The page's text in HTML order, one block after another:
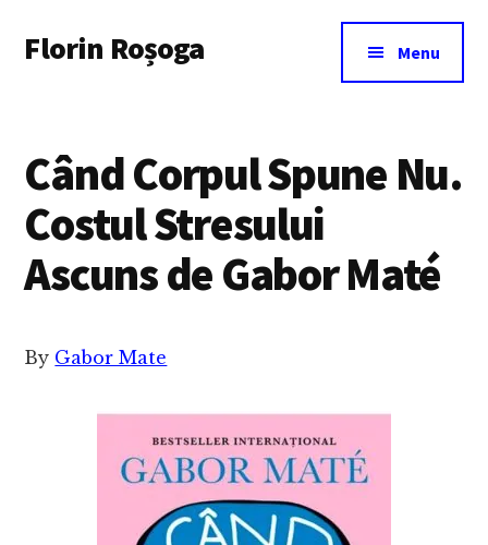
main
menu
Florin Roșoga Menu
Când Corpul Spune Nu.
Costul Stresului
Ascuns de Gabor Maté
By Gabor Mate